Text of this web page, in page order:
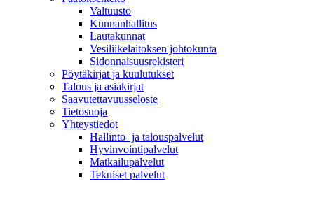
Valtuusto
Kunnanhallitus
Lautakunnat
Vesiliikelaitoksen johtokunta
Sidonnaisuusrekisteri
Pöytäkirjat ja kuulutukset
Talous ja asiakirjat
Saavutettavuusseloste
Tietosuoja
Yhteystiedot
Hallinto- ja talouspalvelut
Hyvinvointipalvelut
Matkailupalvelut
Tekniset palvelut